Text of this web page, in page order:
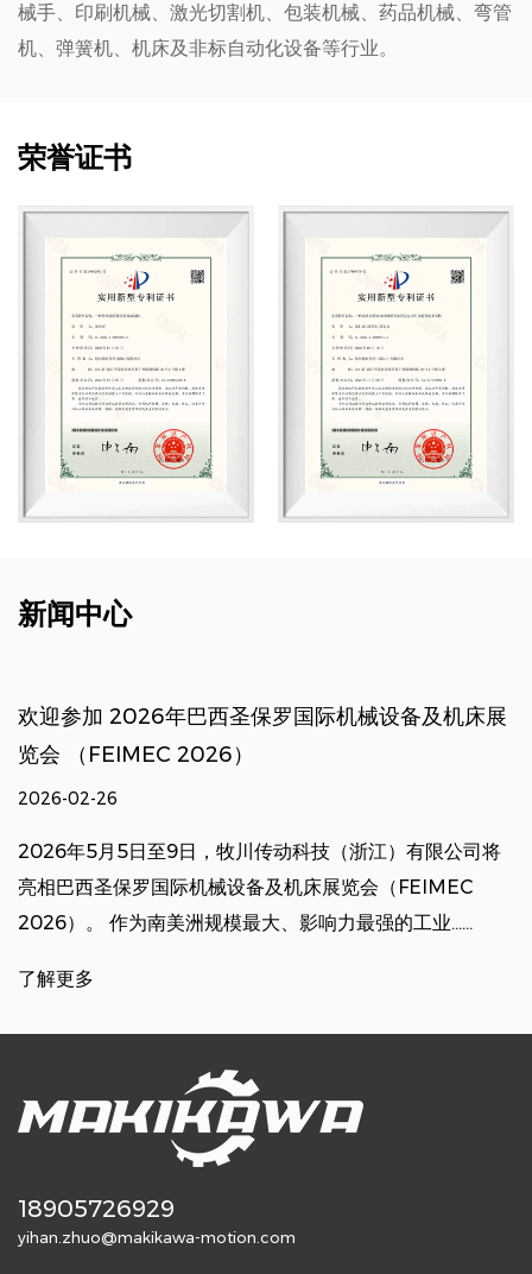
械手、印刷机械、激光切割机、包装机械、药品机械、弯管
机、弹簧机、机床及非标自动化设备等行业。
荣誉证书
新闻中心
欢迎参加 2026年巴西圣保罗国际机械设备及机床展
览会 （FEIMEC 2026）
2026-02-26
2026年5月5日至9日，牧川传动科技（浙江）有限公司将
亮相巴西圣保罗国际机械设备及机床展览会（FEIMEC
2026）。 作为南美洲规模最大、影响力最强的工业......
了解更多
18905726929
yihan.zhuo@makikawa-motion.com